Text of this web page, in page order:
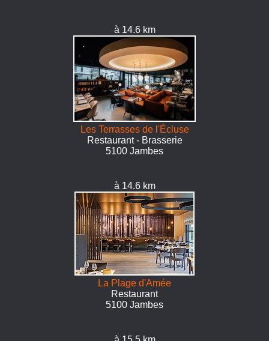
à 14.6 km
Les Terrasses de l'Écluse
Restaurant - Brasserie
5100 Jambes
à 14.6 km
La Plage d'Amée
Restaurant
5100 Jambes